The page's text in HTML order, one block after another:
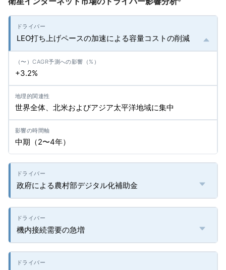
LEO打ち上げペースの加速による容量コストの削減
+3.2%
世界全体、北米およびアジア太平洋地域に集中
中期（2〜4年）
政府による農村部デジタル化補助金
機内接続需要の急増